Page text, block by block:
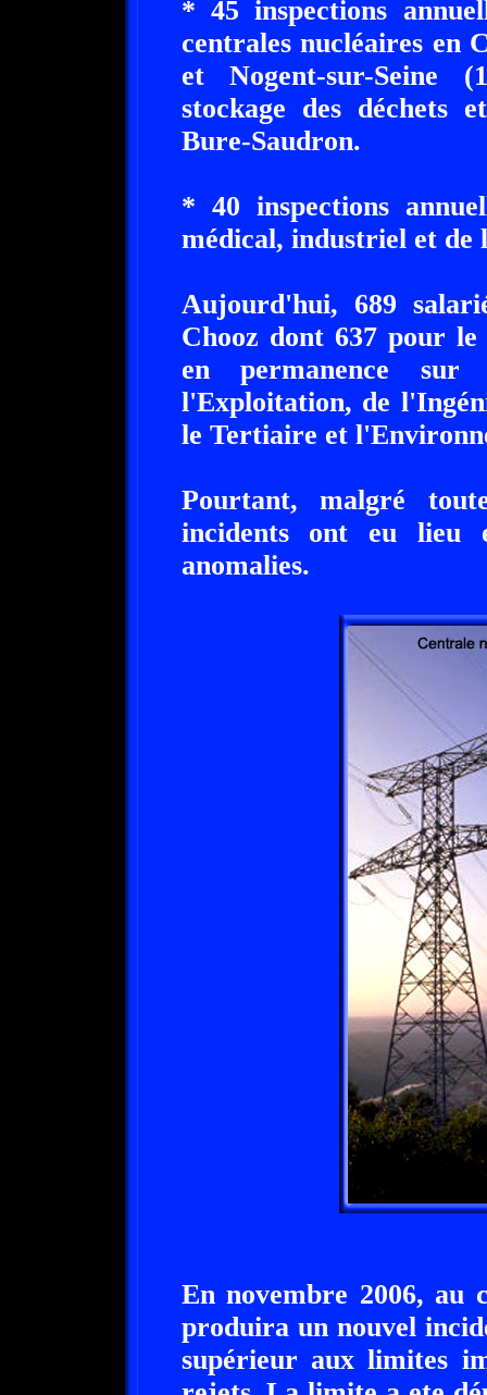
* 45 inspections
centrales nucléaires en
et Nogent-sur-Seine
stockage des déchets
Bure-Saudron.
* 40 inspections
médical, industriel et de
Aujourd'hui, 689
Chooz dont 637 pour
en permanence
l'Exploitation, de
le Tertiaire et
Pourtant, malgré
incidents ont eu lieu
anomalies.
En novembre 2006, au
produira un nouvel
supérieur aux limites